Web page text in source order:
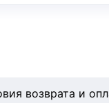
возврата и